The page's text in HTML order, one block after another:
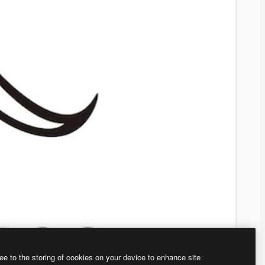
to the storing of cookies on your device to enhance site